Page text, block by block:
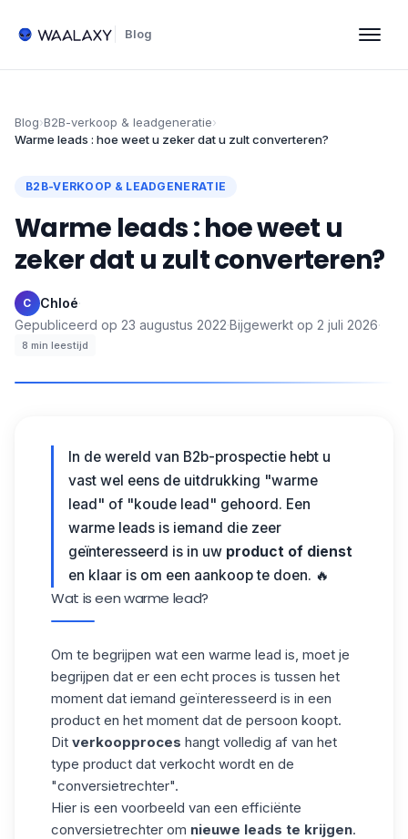
Blog
Blog›B2B-verkoop & leadgeneratie›
Warme leads : hoe weet u zeker dat u zult converteren?
B2B-VERKOOP & LEADGENERATIE
Warme leads : hoe weet u
zeker dat u zult converteren?
C Chloé·
Gepubliceerd op 23 augustus 2022·Bijgewerkt op 2 juli 2026·
8 min leestijd
In de wereld van B2b-prospectie hebt u
vast wel eens de uitdrukking "warme
lead" of "koude lead" gehoord. Een
warme leads is iemand die zeer
geïnteresseerd is in uw product of dienst
en klaar is om een aankoop te doen. 🔥
Wat is een warme lead?
Om te begrijpen wat een warme lead is, moet je
begrijpen dat er een echt proces is tussen het
moment dat iemand geïnteresseerd is in een
product en het moment dat de persoon koopt.
Dit verkoopproces hangt volledig af van het
type product dat verkocht wordt en de
"conversietrechter".
Hier is een voorbeeld van een efficiënte
conversietrechter om nieuwe leads te krijgen.